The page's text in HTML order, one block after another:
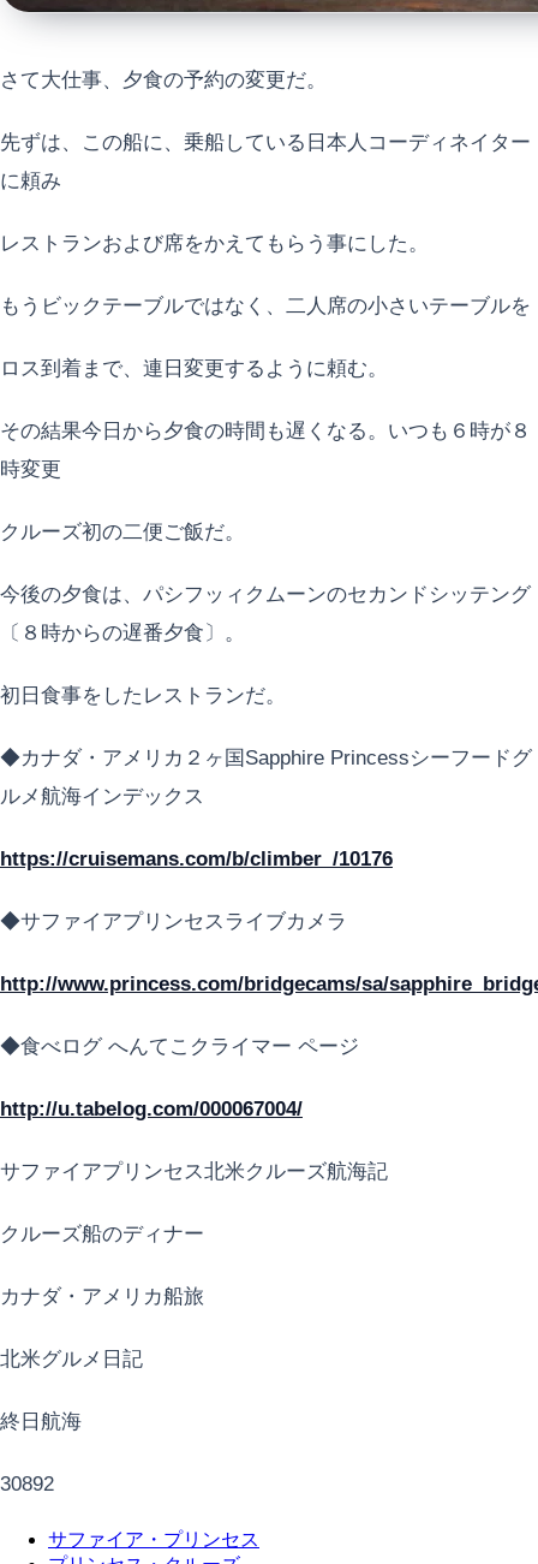
さて大仕事、夕食の予約の変更だ。
先ずは、この船に、乗船している日本人コーディネイター
に頼み
レストランおよび席をかえてもらう事にした。
もうビックテーブルではなく、二人席の小さいテーブルを
ロス到着まで、連日変更するように頼む。
その結果今日から夕食の時間も遅くなる。いつも６時が８
時変更
クルーズ初の二便ご飯だ。
今後の夕食は、パシフッィクムーンのセカンドシッテング
〔８時からの遅番夕食〕。
初日食事をしたレストランだ。
◆カナダ・アメリカ２ヶ国Sapphire Princessシーフードグ
ルメ航海インデックス
https://cruisemans.com/b/climber_/10176
◆サファイアプリンセスライブカメラ
http://www.princess.com/bridgecams/sa/
◆食べログ へんてこクライマー ページ
http://u.tabelog.com/000067004/
サファイアプリンセス北米クルーズ航海記
クルーズ船のディナー
カナダ・アメリカ船旅
北米グルメ日記
終日航海
30892
サファイア・プリンセス